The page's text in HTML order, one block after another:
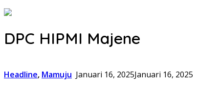
DPC HIPMI Majene
Headline, Mamuju Januari 16, 2025Januari 16, 2025